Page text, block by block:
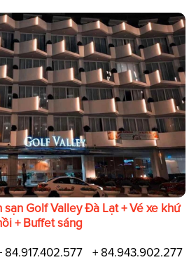
Golf Valley Đà Lạt + Vé xe khứ
+ Buffet sáng
84.917.402.577 + 84.943.902.277